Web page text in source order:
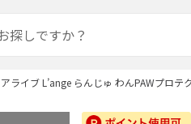
アライブ L’ange らんじゅ わんPAWプロテ